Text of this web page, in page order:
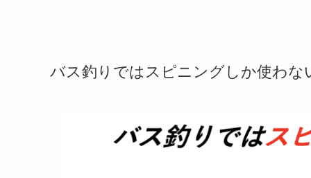
バス釣りではスピニングしか使わな